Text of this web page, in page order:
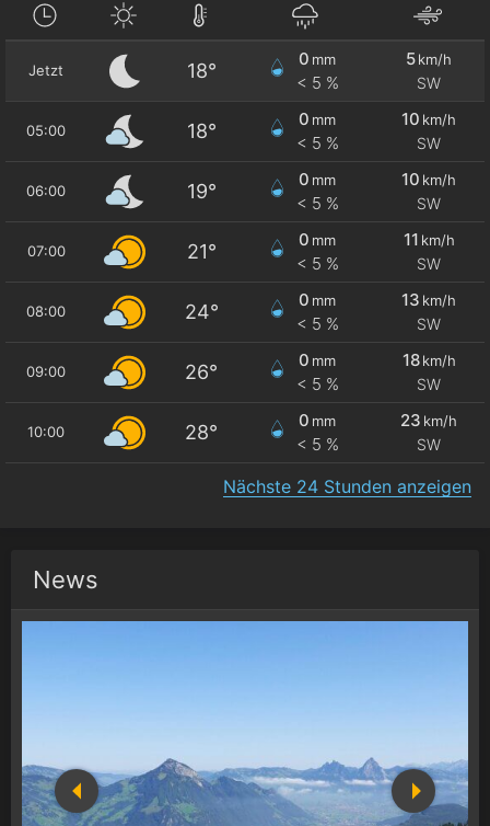
Jetzt 18°
0 mm
< 5 %
5km/h
SW
05:00 18°
0 mm
< 5 %
10 km/h
SW
06:00 19°
0 mm
< 5 %
10 km/h
SW
07:00 21°
0 mm
< 5 %
11 km/h
SW
08:00 24°
0 mm
< 5 %
13 km/h
SW
09:00 26°
0 mm
< 5 %
18 km/h
SW
10:00 28°
0 mm
< 5 %
23 km/h
SW
Nächste 24 Stunden anzeigen
News